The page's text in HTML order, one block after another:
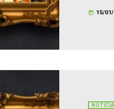
morte,
today 15/